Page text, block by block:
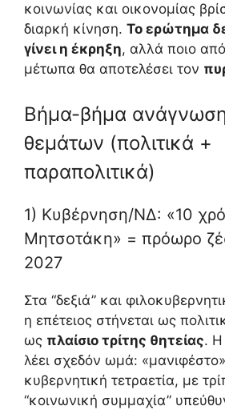
κοινωνίας και οικονομίας
διαρκή κίνηση. Το ερώτημα
γίνει η έκρηξη, αλλά ποιο
μέτωπα θα αποτελέσει τον
Βήμα-βήμα
θεμάτων (πολιτικά +
παραπολιτικά)
1) Κυβέρνηση/ΝΔ: «10
Μητσοτάκη» = πρόωρο
2027
Στα “δεξιά” και
η επέτειος στήνεται ως
ως πλαίσιο τρίτης θητείας. Η
λέει σχεδόν ωμά: «μανιφέστο»
κυβερνητική τετραετία, με
“κοινωνική συμμαχία”